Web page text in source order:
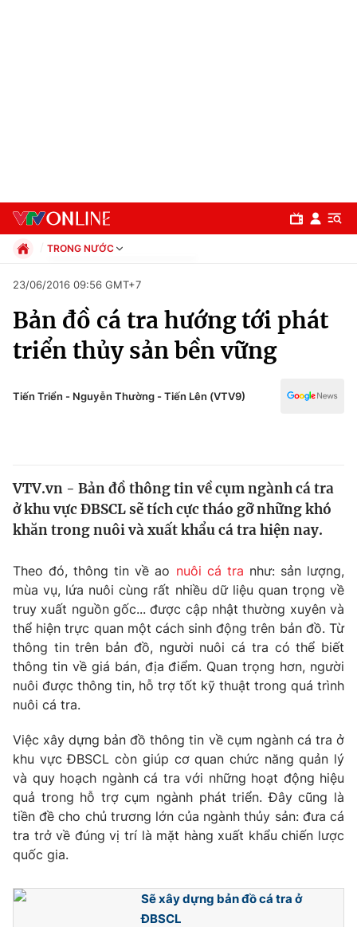
Chuyên mục
Chính trị
Y tế
Tin tức
Thế giới đó đây
Câu chuyện quốc tế
Kinh tế
Tài chính
Thị trường
Góc doanh nghiệp
Dữ liệu và đời sống
Truyền hình
Hậu trường
Nhân vật
Khán giả
Giải sao mai
Giải trí
Điện ảnh
Âm nhạc
Sao
Đời sống
Du lịch
Làm đẹp
Giáo dục
Tuyển sinh
Học trực tuyến
Hitech Công nghệ tương lai
Giao lưu trực tuyến
TRONG NƯỚC
Xã hội
Pháp luật
Thể thao
Văn hóa - Giải trí
Giáo dục
23/06/2016 09:56 GMT+7
Bản đồ cá tra hướng tới phát
triển thủy sản bền vững
Tiến Triển - Nguyễn Thường - Tiến Lên (VTV9)
VTV.vn - Bản đồ thông tin về cụm ngành cá tra
ở khu vực ĐBSCL sẽ tích cực tháo gỡ những khó
khăn trong nuôi và xuất khẩu cá tra hiện nay.
Theo đó, thông tin về ao nuôi cá tra như: sản lượng,
mùa vụ, lứa nuôi cùng rất nhiều dữ liệu quan trọng về
truy xuất nguồn gốc... được cập nhật thường xuyên và
thể hiện trực quan một cách sinh động trên bản đồ. Từ
thông tin trên bản đồ, người nuôi cá tra có thể biết
thông tin về giá bán, địa điểm. Quan trọng hơn, người
nuôi được thông tin, hỗ trợ tốt kỹ thuật trong quá trình
nuôi cá tra.
Việc xây dựng bản đồ thông tin về cụm ngành cá tra ở
khu vực ĐBSCL còn giúp cơ quan chức năng quản lý
và quy hoạch ngành cá tra với những hoạt động hiệu
quả trong hỗ trợ cụm ngành phát triển. Đây cũng là
tiền đề cho chủ trương lớn của ngành thủy sản: đưa cá
tra trở về đúng vị trí là mặt hàng xuất khẩu chiến lược
quốc gia.
Sẽ xây dựng bản đồ cá tra ở
ĐBSCL